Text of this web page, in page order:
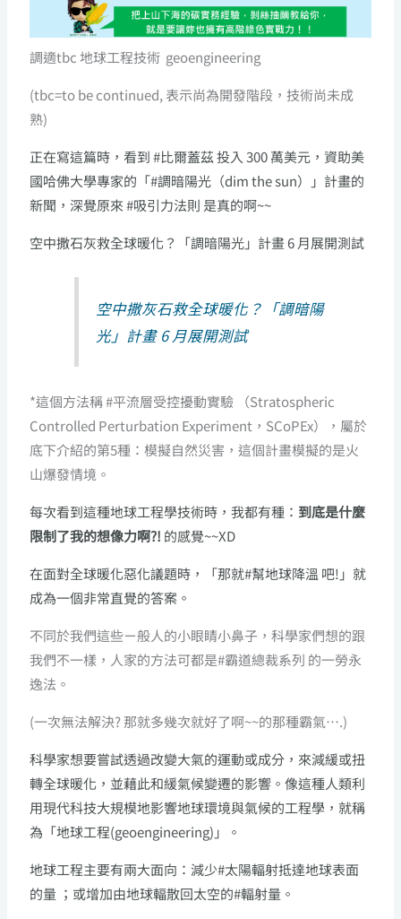
調適tbc 地球工程技術 geoengineering
(tbc=to be continued, 表示尚為開發階段，技術尚未成
熟)
正在寫這篇時，看到 #比爾蓋茲 投入 300 萬美元，資助美
國哈佛大學專家的「#調暗陽光（dim the sun）」計畫的
新聞，深覺原來 #吸引力法則 是真的啊~~
空中撒石灰救全球暖化？「調暗陽光」計畫 6 月展開測試
空中撒灰石救全球暖化？「調暗陽
光」計畫 6 月展開測試
*這個方法稱 #平流層受控擾動實驗 （Stratospheric
Controlled Perturbation Experiment，SCoPEx），屬於
底下介紹的第5種：模擬自然災害，這個計畫模擬的是火
山爆發情境。
每次看到這種地球工程學技術時，我都有種： 到底是什麼
限制了我的想像力啊?! 的感覺~~XD
在面對全球暖化惡化議題時，「那就#幫地球降溫 吧!」就
成為一個非常直覺的答案。
不同於我們這些ㄧ般人的小眼睛小鼻子，科學家們想的跟
我們不一樣，人家的方法可都是#霸道總裁系列 的一勞永
逸法。
(一次無法解決? 那就多幾次就好了啊~~的那種霸氣….)
科學家想要嘗試透過改變大氣的運動或成分，來減緩或扭
轉全球暖化，並藉此和緩氣候變遷的影響。像這種人類利
用現代科技大規模地影響地球環境與氣候的工程學，就稱
為「地球工程(geoengineering)」。
地球工程主要有兩大面向：減少#太陽輻射抵達地球表面
的量 ；或增加由地球輻散回太空的#輻射量。